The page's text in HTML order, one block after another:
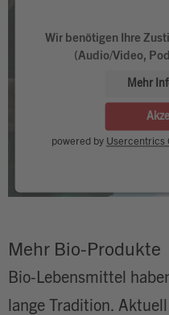
Wir benötigen Ihre
(Audio/Video,
Mehr
powered by Usercentrics
Mehr Bio-Produkte
Bio-Lebensmittel
lange Tradition.